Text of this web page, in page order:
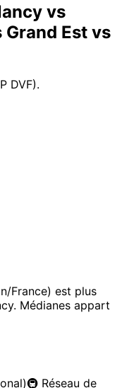
vs
Grand Est vs
DVF).
France) est plus
. Médianes appart
🚇 Réseau de